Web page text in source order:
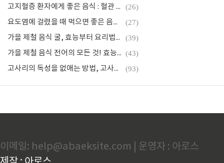
고지혈증 환자에게 좋은 음식 : 혈관 건강을 지키는 식단 가이드 (26)
요도염에 걸렸을 때 먹으면 좋은 음식과 피해야 할 음식 (27)
가을 제철 음식 굴, 효능부터 요리법까지 알아보자! (39)
가을 제철 음식 전어의 모든 것! 효능부터 요리법까지 (43)
고사리의 독성을 없애는 방법, 고사리의 효능 (93)
이메일: help@abaeksite.com | 운영자 : 아로스